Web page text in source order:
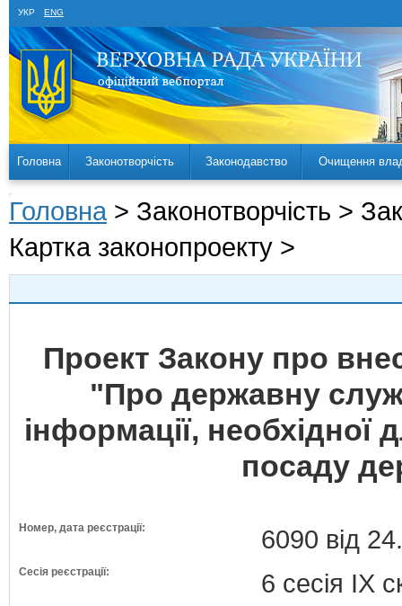
УКР ENG
Головна Законотворчість Законодавство Очищення
Головна > Законотворчість >
Картка законопроекту >
Проект Закону про
"Про державну
інформації, необхідної
посаду
Номер, дата реєстрації: 6090 від
Сесія реєстрації: 6 сесія IX